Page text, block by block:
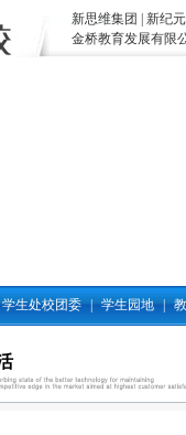
新思维集团
新纪
金桥教育发展有限
学生处校团委 | 学生园地 |